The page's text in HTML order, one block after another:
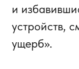
и
устройств,
ущерб».